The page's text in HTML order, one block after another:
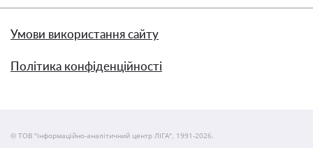
Умови використання сайту
Політика конфіденційності
© ТОВ "інформаційно-аналітичний центр ЛІГА", 1991-2026.